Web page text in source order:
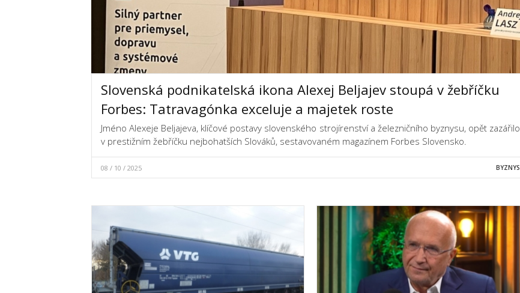
Slovenská podnikatelská ikona Alexej Beljajev stoupá v žebříčku
Forbes: Tatravagónka exceluje a majetek roste
Jméno Alexeje Beljajeva, klíčové postavy slovenského strojírenství a železničního byznysu, opět zazářilo
v prestižním žebříčku nejbohatších Slováků, sestavovaném magazínem Forbes Slovensko.
08 / 10 / 2025 BYZNYS